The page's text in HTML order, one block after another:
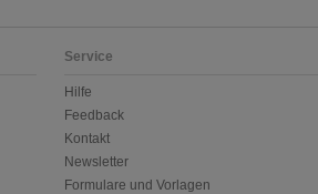
Service
Hilfe
Feedback
Kontakt
Newsletter
Formulare und Vorlagen